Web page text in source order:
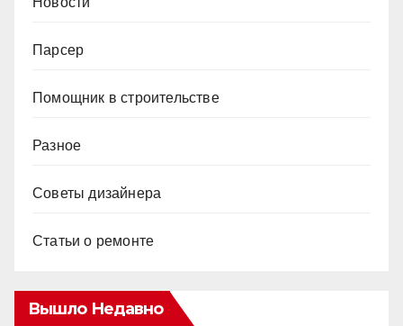
Парсер
Помощник в строительстве
Разное
Советы дизайнера
Статьи о ремонте
Вышло Недавно